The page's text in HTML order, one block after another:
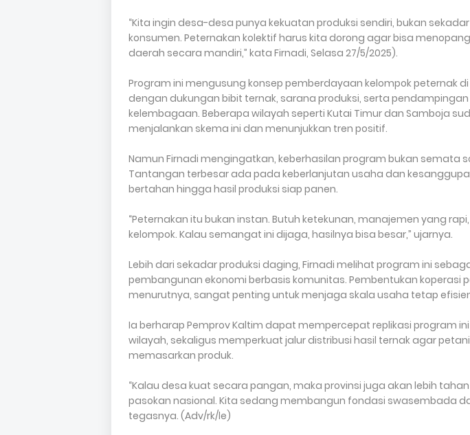
“Kita ingin desa-desa punya kekuatan produksi sendiri, bukan
konsumen. Peternakan kolektif harus kita dorong agar bisa
daerah secara mandiri,” kata Firnadi, Selasa 27/5/2025).
Program ini mengusung konsep pemberdayaan kelompok peternak
dengan dukungan bibit ternak, sarana produksi, serta
kelembagaan. Beberapa wilayah seperti Kutai Timur dan Samboja
menjalankan skema ini dan menunjukkan tren positif.
Namun Firnadi mengingatkan, keberhasilan program bukan semata
Tantangan terbesar ada pada keberlanjutan usaha dan
bertahan hingga hasil produksi siap panen.
“Peternakan itu bukan instan. Butuh ketekunan, manajemen yang
kelompok. Kalau semangat ini dijaga, hasilnya bisa besar,” ujarnya.
Lebih dari sekadar produksi daging, Firnadi melihat program ini
pembangunan ekonomi berbasis komunitas. Pembentukan koperasi
menurutnya, sangat penting untuk menjaga skala usaha tetap
Ia berharap Pemprov Kaltim dapat mempercepat replikasi program
wilayah, sekaligus memperkuat jalur distribusi hasil ternak agar
memasarkan produk.
“Kalau desa kuat secara pangan, maka provinsi juga akan lebih
pasokan nasional. Kita sedang membangun fondasi swasembada
tegasnya. (Adv/rk/le)